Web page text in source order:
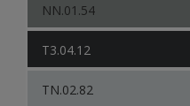
NN.01.54
T3.04.12
TN.02.82